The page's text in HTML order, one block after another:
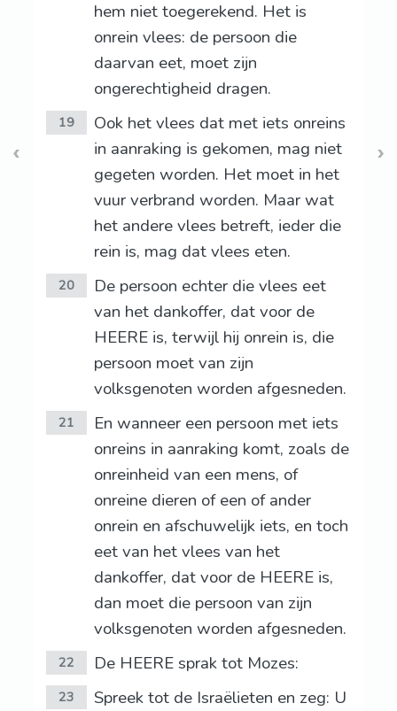
hem niet toegerekend. Het is
onrein vlees: de persoon die
daarvan eet, moet zijn
ongerechtigheid dragen.
19
Ook het vlees dat met iets onreins
in aanraking is gekomen, mag niet
gegeten worden. Het moet in het
vuur verbrand worden. Maar wat
het andere vlees betreft, ieder die
rein is, mag dat vlees eten.
20
De persoon echter die vlees eet
van het dankoffer, dat voor de
HEERE is, terwijl hij onrein is, die
persoon moet van zijn
volksgenoten worden afgesneden.
21
En wanneer een persoon met iets
onreins in aanraking komt, zoals de
onreinheid van een mens, of
onreine dieren of een of ander
onrein en afschuwelijk iets, en toch
eet van het vlees van het
dankoffer, dat voor de HEERE is,
dan moet die persoon van zijn
volksgenoten worden afgesneden.
22 De HEERE sprak tot Mozes:
23
Spreek tot de Israëlieten en zeg: U